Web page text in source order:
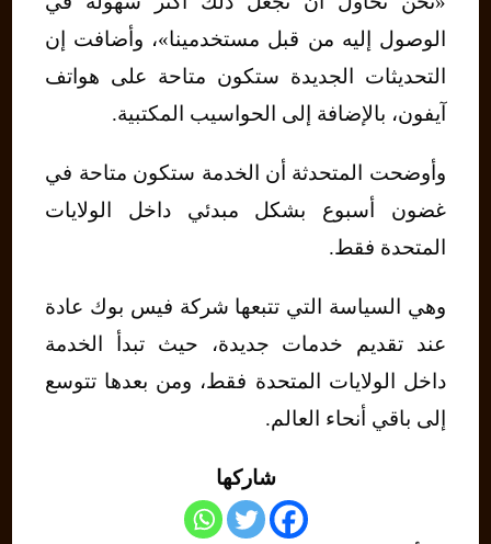
الوصول إليه من قبل مستخدمينا»، وأضافت إن
التحديثات الجديدة ستكون متاحة على هواتف
آيفون، بالإضافة إلى الحواسيب المكتبية.
وأوضحت المتحدثة أن الخدمة ستكون متاحة في
غضون أسبوع بشكل مبدئي داخل الولايات
المتحدة فقط.
وهي السياسة التي تتبعها شركة فيس بوك عادة
عند تقديم خدمات جديدة، حيث تبدأ الخدمة
داخل الولايات المتحدة فقط، ومن بعدها تتوسع
إلى باقي أنحاء العالم.
شاركها